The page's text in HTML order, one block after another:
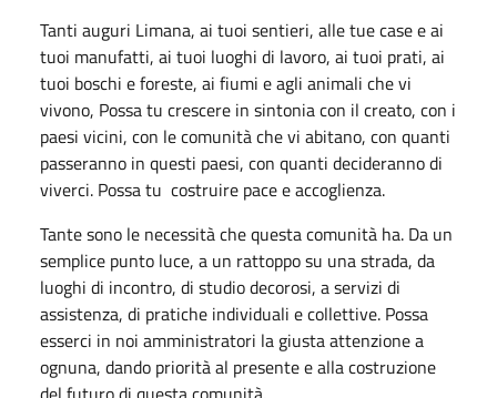
Tanti auguri Limana, ai tuoi sentieri, alle tue case e ai
tuoi manufatti, ai tuoi luoghi di lavoro, ai tuoi prati, ai
tuoi boschi e foreste, ai fiumi e agli animali che vi
vivono, Possa tu crescere in sintonia con il creato, con i
paesi vicini, con le comunità che vi abitano, con quanti
passeranno in questi paesi, con quanti decideranno di
viverci. Possa tu costruire pace e accoglienza.
Tante sono le necessità che questa comunità ha. Da un
semplice punto luce, a un rattoppo su una strada, da
luoghi di incontro, di studio decorosi, a servizi di
assistenza, di pratiche individuali e collettive. Possa
esserci in noi amministratori la giusta attenzione a
ognuna, dando priorità al presente e alla costruzione